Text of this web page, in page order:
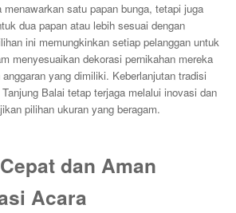
satu papan bunga, tetapi juga
dua papan atau lebih sesuai dengan
ini memungkinkan setiap pelanggan untuk
menyesuaikan dekorasi pernikahan mereka
yang dimiliki. Keberlanjutan tradisi
Balai tetap terjaga melalui inovasi dan
pilihan ukuran yang beragam.
dan Aman
Acara